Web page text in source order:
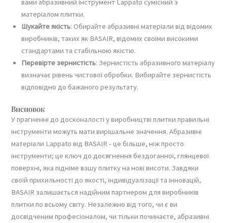
вами абразивний інструмент Lappato сумісний з
матеріалом плитки.
Шукайте якість: Обирайте абразивні матеріали від відомих
виробників, таких як BASAIR, відомих своїми високими
стандартами та стабільною якістю.
Перевірте зернистість: Зернистість абразивного матеріалу
визначає рівень чистової обробки. Вибирайте зернистість
відповідно до бажаного результату.
Висновок
У прагненні до досконалості у виробництві плитки правильні
інструменти можуть мати вирішальне значення. Абразивні
матеріали Lappato від BASAIR - це більше, ніж просто
інструменти; це ключ до досягнення бездоганної, глянцевої
поверхні, яка підніме вашу плитку на нові висоти. Завдяки
своїй прихильності до якості, індивідуалізації та інновацій,
BASAIR залишається надійним партнером для виробників
плитки по всьому світу. Незалежно від того, чи є ви
досвідченим професіоналом, чи тільки починаєте, абразивні